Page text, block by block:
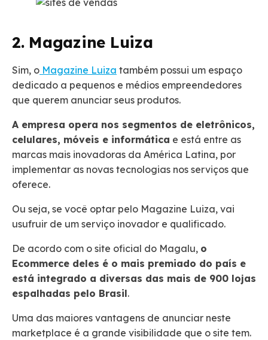
2. Magazine Luiza
Sim, o Magazine Luiza também possui um espaço
dedicado a pequenos e médios empreendedores
que querem anunciar seus produtos.
A empresa opera nos segmentos de eletrônicos,
celulares, móveis e informática e está entre as
marcas mais inovadoras da América Latina, por
implementar as novas tecnologias nos serviços que
oferece.
Ou seja, se você optar pelo Magazine Luiza, vai
usufruir de um serviço inovador e qualificado.
De acordo com o site oficial do Magalu, o
Ecommerce deles é o mais premiado do país e
está integrado a diversas das mais de 900 lojas
espalhadas pelo Brasil.
Uma das maiores vantagens de anunciar neste
marketplace é a grande visibilidade que o site tem.